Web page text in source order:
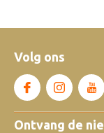
Volg ons
Ontvang de